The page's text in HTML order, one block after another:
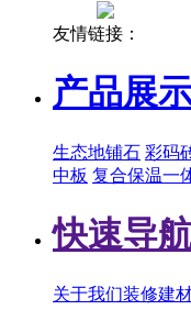
友情链接：
产品展
生态地铺石 彩码
中板 复合保温一
快速导
关于我们装修建